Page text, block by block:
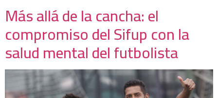
Más allá de la cancha: el
compromiso del Sifup con la
salud mental del futbolista